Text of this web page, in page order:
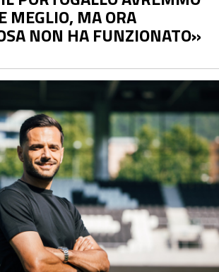
MEGLIO, MA ORA
NON HA FUNZIONATO»